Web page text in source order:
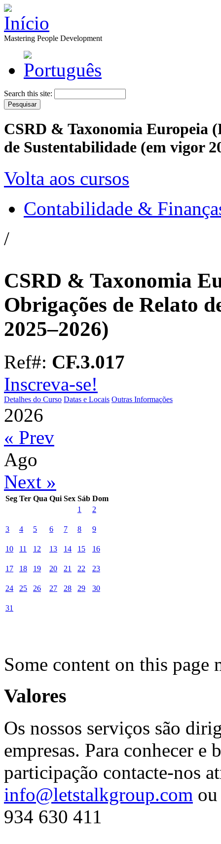
Mastering People Development
Search this site:
CSRD & Taxonomia Europeia
de Sustentabilidade (em vigor
Volta aos cursos
Contabilidade &
/
CSRD & Taxonomia
Obrigações de Relato
2025–2026)
Ref#: CF.3.017
Inscreva-se!
Detalhes do Curso Datas e Locais Outras Informações
2026
« Prev
Ago
Next »
Seg Ter Qua Qui Sex Sáb Dom
1
2
3 4 5 6 7 8 9
10 11 12 13 14 15 16
17 18 19 20 21 22 23
24 25 26 27 28 29 30
31
Some content on this page
Valores
Os nossos serviços são
empresas. Para conhecer e
participação contacte-nos
info@letstalkgroup.com
934 630 411